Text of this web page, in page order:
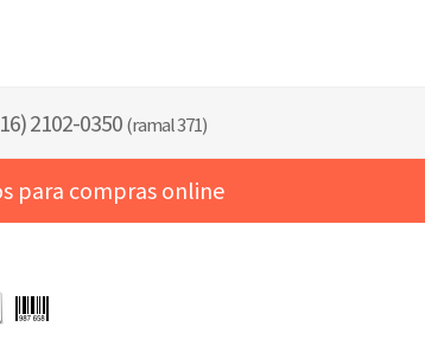
2102-0350(ramal 371)
para compras online